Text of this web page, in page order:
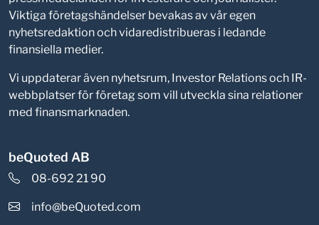
Viktiga företagshändelser bevakas av vår egen
nyhetsredaktion och vidaredistribueras i ledande
finansiella medier.
Vi uppdaterar även nyhetsrum, Investor Relations och IR-
webbplatser för företag som vill utveckla sina relationer
med finansmarknaden.
beQuoted AB
08-692 21 90
info@beQuoted.com